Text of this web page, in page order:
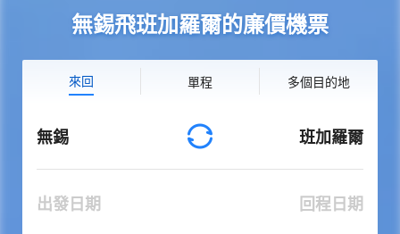
無錫飛班加羅爾的廉價機票
來回 單程 多個目的地
無錫 班加羅爾
出發日期 回程日期